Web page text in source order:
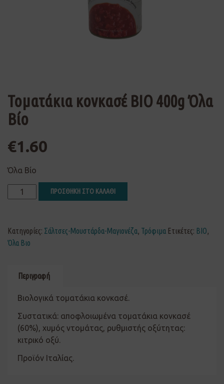
Τοματάκια κονκασέ ΒΙΟ 400g Όλα
Βίο
€1.60
Όλα Βίο
ΠΡΟΣΘΗΚΗ ΣΤΟ ΚΑΛΑΘΙ
Κατηγορίες: Σάλτσες-Μουστάρδα-Μαγιονέζα Τρόφιμα Ετικέτες: ΒΙΟ
Όλα Βιο
Περιγραφή
Βιολογικά τοματάκια κονκασέ.
Συστατικά: αποφλοιωμένα τοματάκια κονκασέ
(60%), χυμός ντομάτας, ρυθμιστής οξύτητας:
κιτρικό οξύ.
Προϊόν Ιταλίας.